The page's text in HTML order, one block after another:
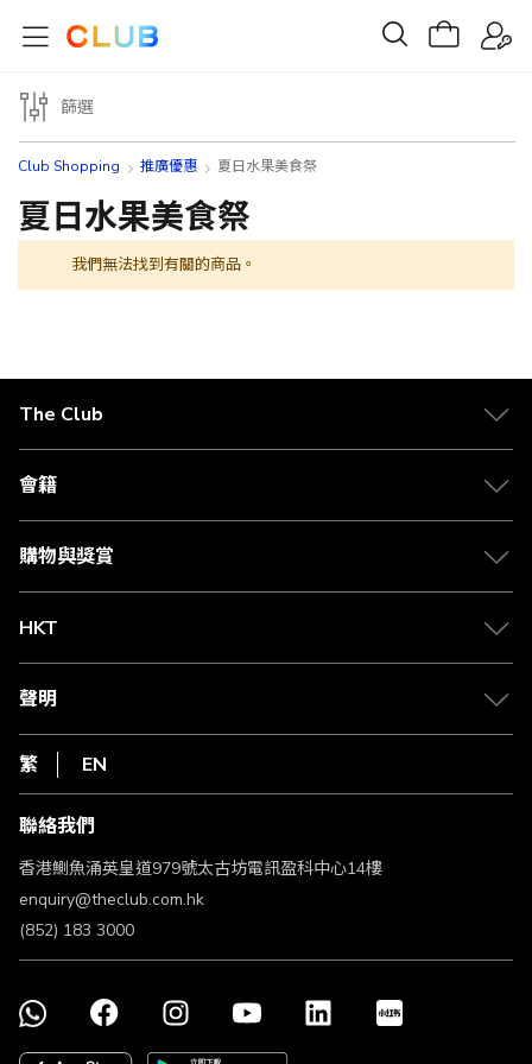
Club Shopping 推廣優惠 夏日水果美食祭
夏日水果美食祭
我們無法找到有關的商品。
篩選
The Club
關於 The Club
合作夥伴
媒體中心
會籍
會籍及專屬禮遇
賺取積分
購物與獎賞
物流與配送
Club Shopping 商品領取站
常見問題
HKT
csl.
1010
HKT
聲明
私隱聲明
使用條款
條款及細則
不歧視及不騷擾聲明
認可牌照及通告
繁 EN
聯絡我們
香港鰂魚涌英皇道979號太古坊電訊盈科中心14樓
enquiry@theclub.com.hk
(852) 183 3000